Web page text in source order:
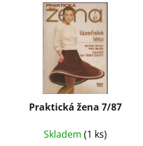
Praktická žena 7/87
Skladem (1 ks)